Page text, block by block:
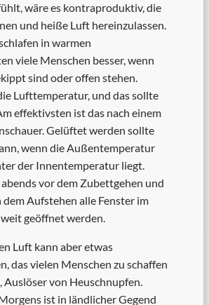
wäre es kontraproduktiv, die
und heiße Luft hereinzulassen.
in warmen
viele Menschen besser, wenn
sind oder offen stehen.
Lufttemperatur, und das sollte
effektivsten ist das nach einem
Gelüftet werden sollte
wenn die Außentemperatur
der Innentemperatur liegt.
vor dem Zubettgehen und
dem Aufstehen alle Fenster im
geöffnet werden.
Luft kann aber etwas
das vielen Menschen zu schaffen
Auslöser von Heuschnupfen.
ist in ländlicher Gegend